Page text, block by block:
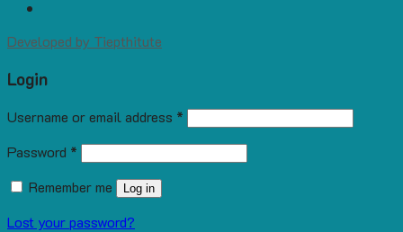
Developed by Tiepthitute
Login
Username or email address *
Password *
Remember me
Log in
Lost your password?